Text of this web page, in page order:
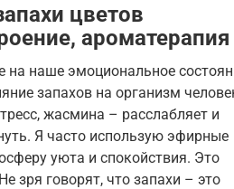
цветов
ароматерапия
наше эмоциональное
запахов на организм
жасмина – расслабляет и
Я часто использую эфирные
уюта и спокойствия. Это
зря говорят, что запахи – это